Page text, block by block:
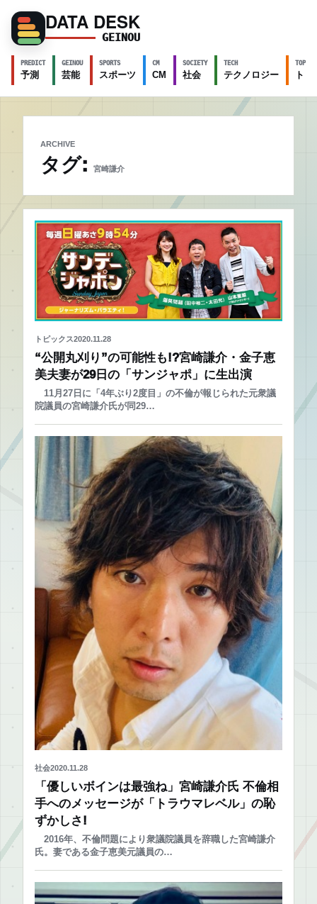
DATA DESK
GEINOU
PREDICT
予測
GEINOU
芸能
SPORTS
スポーツ
CM
CM
SOCIETY
社会
TECH
テクノロジー
TOPICS
ト
ARCHIVE
タグ: 宮崎謙介
トピックス2020.11.28
“公開丸刈り”の可能性も!?宮崎謙介・金子恵
美夫妻が29日の「サンジャポ」に生出演
11月27日に「4年ぶり2度目」の不倫が報じられた元衆議
院議員の宮崎謙介氏が同29…
社会2020.11.28
「優しいボインは最強ね」宮崎謙介氏 不倫相
手へのメッセージが「トラウマレベル」の恥
ずかしさ!
2016年、不倫問題により衆議院議員を辞職した宮崎謙介
氏。妻である金子恵美元議員の…